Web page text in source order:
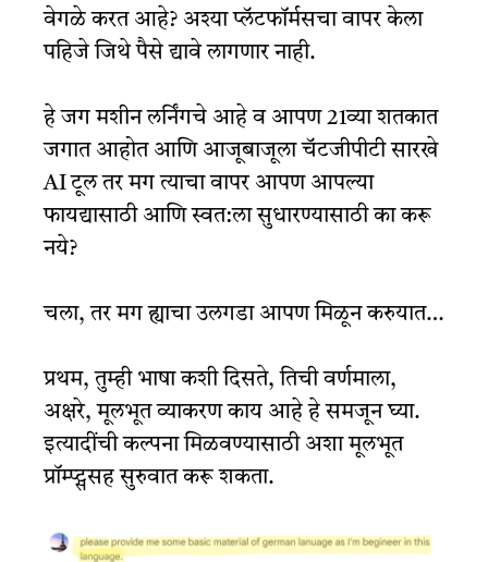
वेगळे करत आहे? अश्या प्लॅटफॉर्मसचा वापर केला
पहिजे जिथे पैसे द्यावे लागणार नाही.
हे जग मशीन लर्निंगचे आहे व आपण 21व्या शतकात
जगात आहोत आणि आजूबाजूला चॅटजीपीटी सारखे
AI टूल तर मग त्याचा वापर आपण आपल्या
फायद्यासाठी आणि स्वत:ला सुधारण्यासाठी का करू
नये?
चला, तर मग ह्याचा उलगडा आपण मिळून करुयात…
प्रथम, तुम्ही भाषा कशी दिसते, तिची वर्णमाला,
अक्षरे, मूलभूत व्याकरण काय आहे हे समजून घ्या.
इत्यादींची कल्पना मिळवण्यासाठी अशा मूलभूत
प्रॉम्प्ट्ससह सुरुवात करू शकता.